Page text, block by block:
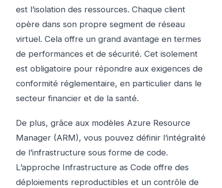
est l’isolation des ressources. Chaque client
opère dans son propre segment de réseau
virtuel. Cela offre un grand avantage en termes
de performances et de sécurité. Cet isolement
est obligatoire pour répondre aux exigences de
conformité réglementaire, en particulier dans le
secteur financier et de la santé.
De plus, grâce aux modèles Azure Resource
Manager (ARM), vous pouvez définir l’intégralité
de l’infrastructure sous forme de code.
L’approche Infrastructure as Code offre des
déploiements reproductibles et un contrôle de